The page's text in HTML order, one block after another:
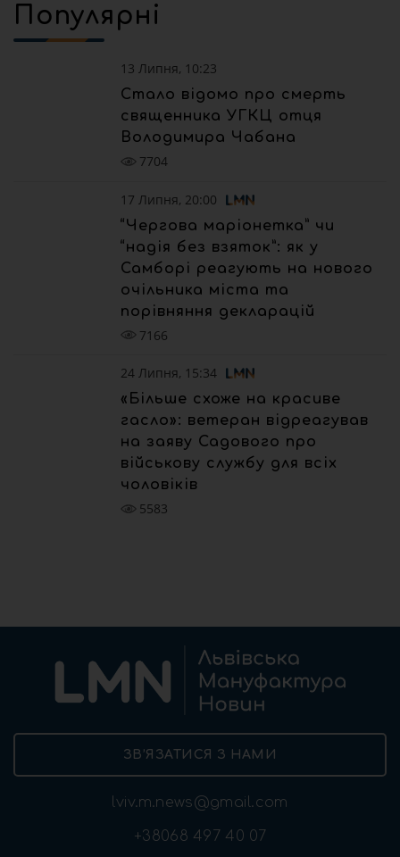
Популярні
13 Липня, 10:23
Стало відомо про смерть
священника УГКЦ отця
Володимира Чабана
7704
17 Липня, 20:00
“Чергова маріонетка” чи
“надія без взяток”: як у
Самборі реагують на нового
очільника міста та
порівняння декларацій
7166
24 Липня, 15:34
«Більше схоже на красиве
гасло»: ветеран відреагував
на заяву Садового про
військову службу для всіх
чоловіків
5583
ЗВ’ЯЗАТИСЯ З НАМИ
lviv.m.news@gmail.com
+38068 497 40 07